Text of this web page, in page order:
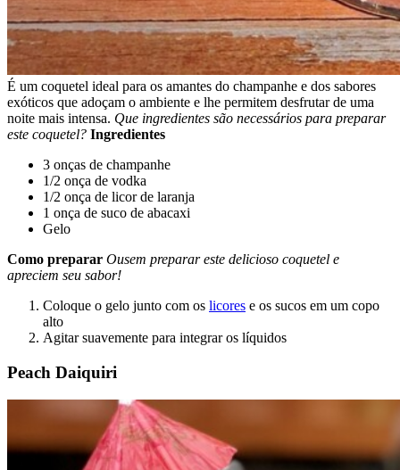
É um coquetel ideal para os amantes do champanhe e dos sabores
exóticos que adoçam o ambiente e lhe permitem desfrutar de uma
noite mais intensa. Que ingredientes são necessários para preparar
este coquetel? Ingredientes
3 onças de champanhe
1/2 onça de vodka
1/2 onça de licor de laranja
1 onça de suco de abacaxi
Gelo
Como preparar Ousem preparar este delicioso coquetel e
apreciem seu sabor!
Coloque o gelo junto com os licores e os sucos em um copo
alto
Agitar suavemente para integrar os líquidos
Peach Daiquiri